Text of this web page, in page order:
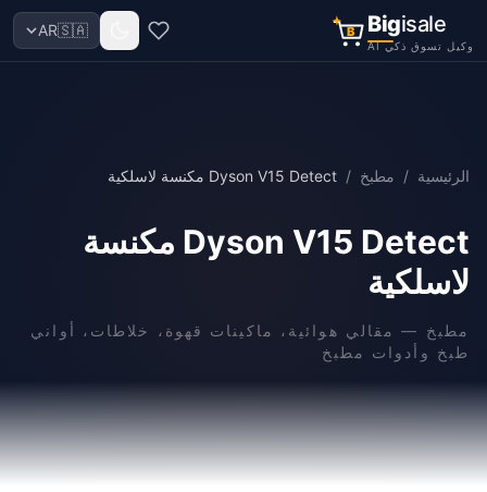
B Bigisale
وكيل تسوق ذكي AI
🇸🇦
AR
الرئيسية / مطبخ / Dyson V15 Detect مكنسة لاسلكية
Dyson V15 Detect مكنسة
لاسلكية
مطبخ — مقالي هوائية، ماكينات قهوة، خلاطات، أواني
طبخ وأدوات مطبخ